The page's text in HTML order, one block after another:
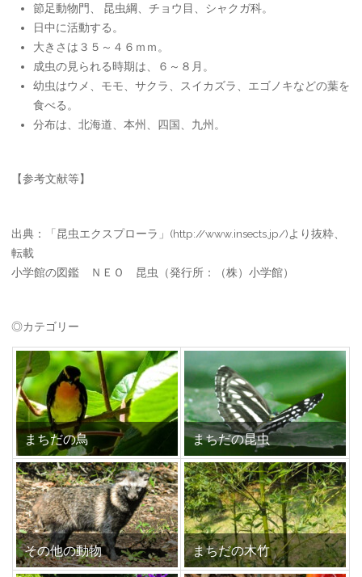
節足動物門、 昆虫綱、チョウ目、シャクガ科。
日中に活動する。
大きさは３５～４６ｍｍ。
成虫の見られる時期は、６～８月。
幼虫はウメ、モモ、サクラ、スイカズラ、エゴノキなどの葉を
食べる。
分布は、北海道、本州、四国、九州。
【参考文献等】
出典：「昆虫エクスプローラ」(http://www.insects.jp/)より抜粋、
転載
小学館の図鑑 ＮＥＯ 昆虫（発行所：（株）小学館）
◎カテゴリー
まちだの鳥 まちだの昆虫
その他の動物 まちだの木竹